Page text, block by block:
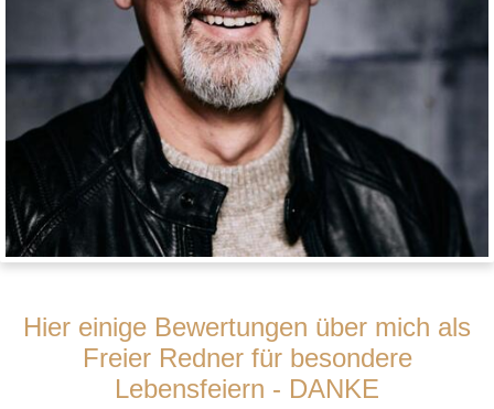
Hier einige Bewertungen über mich als
Freier Redner für besondere
Lebensfeiern - DANKE
Kundenbewertungen und Erfahrungen zu